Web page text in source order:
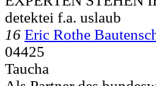
detektei f.a. uslaub
16 Eric Rothe
04425
Taucha